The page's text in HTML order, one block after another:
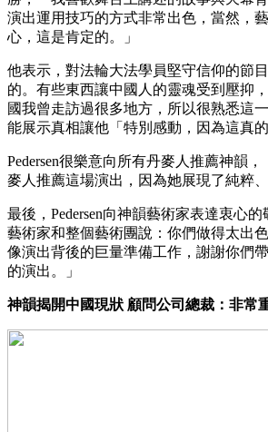
演出運用技巧的方式非常出色，當然，
心，這是肯定的。」
他表示，對法輪大法學員堅守信仰的節
的。有些東西讓中國人的靈魂受到壓抑
國我曾走訪過很多地方，所以很熟悉這
能展示真相讓他「特別感動，因為這真的
Pedersen很樂意向所有丹麥人推薦神韻
麥人推薦這場演出，因為她展現了純粹
最後，Pedersen向神韻藝術家表達衷心
藝術家和整個藝術團說：你們做得太出
像演出背後的巨量準備工作，謝謝你們
的演出。」
神韻揭開中國現狀 顧問公司總裁：非常